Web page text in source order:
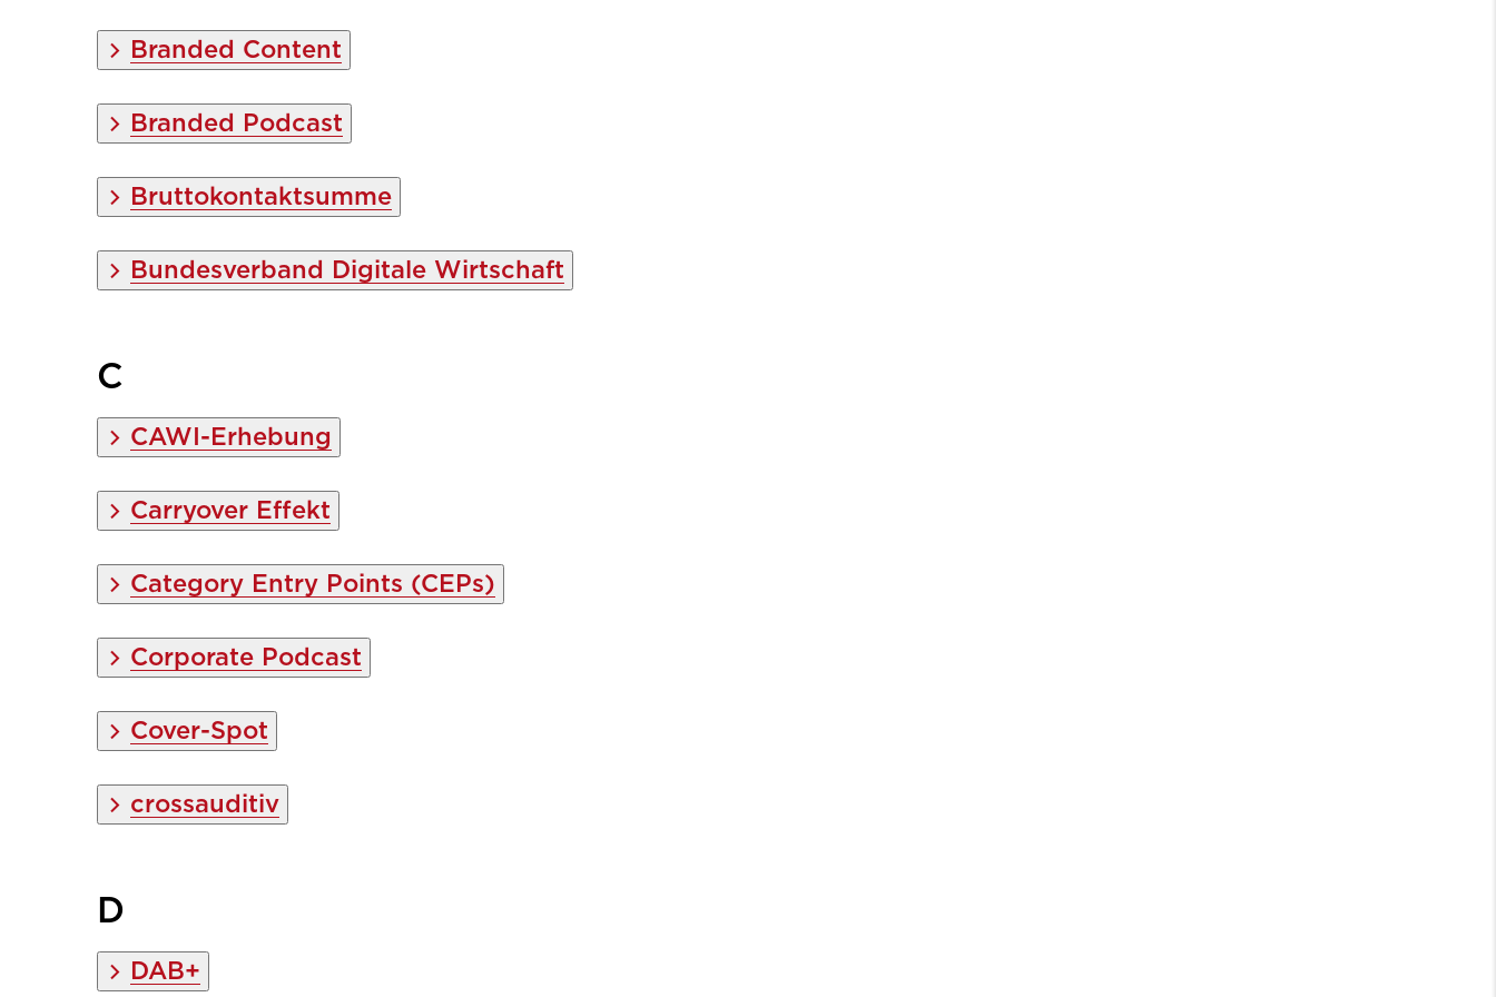
Branded Content
Branded Podcast
Bruttokontaktsumme
Bundesverband Digitale Wirtschaft
C
CAWI-Erhebung
Carryover Effekt
Category Entry Points (CEPs)
Corporate Podcast
Cover-Spot
crossauditiv
D
DAB+